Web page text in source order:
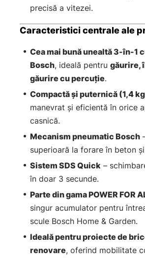
precisă a vitezei.
Caracteristici centrale ale
Cea mai bună unealtă 3-în-1
Bosch, ideală pentru găurire,
găurire cu percuție.
Compactă și puternică (1,4
manevrat și eficientă în orice
casnică.
Mecanism pneumatic Bosch
superioară la forare în beton
Sistem SDS Quick –
în doar 3 secunde.
Parte din gama POWER FOR
singur acumulator pentru
scule Bosch Home & Garden.
Ideală pentru proiecte de
renovare, oferind mobilitate